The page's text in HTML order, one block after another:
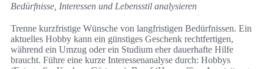
Bedürfnisse, Interessen und Lebensstil analysieren
Trenne kurzfristige Wünsche von langfristigen Bedürfnissen. Ein
aktuelles Hobby kann ein günstiges Geschenk rechtfertigen,
während ein Umzug oder ein Studium eher dauerhafte Hilfe
braucht. Führe eine kurze Interessenanalyse durch: Hobbys